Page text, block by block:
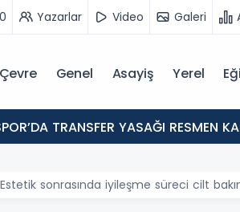
Yazarlar Video Galeri
Çevre Genel Asayiş Yerel
TRANSFER YASAĞI RESMEN
Estetik sonrasında iyileşme süreci cilt